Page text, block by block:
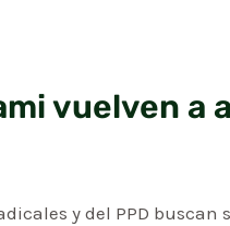
vuelven a
y del PPD